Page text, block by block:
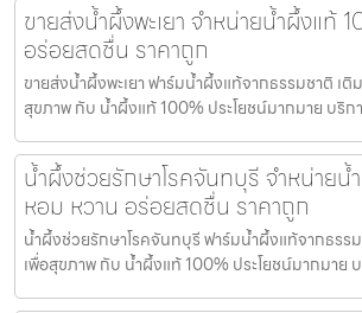
ขายส่งน้ำผึ้งพะเยา จำหน่ายน้ำผึ้งแท้
อร่อยสดชื่น ราคาถูก
ขายส่งน้ำผึ้งพะเยา ฟาร์มน้ำผึ้งแท้จากธรรมชาติ เ
สุขภาพ กับ น้ำผึ้งแท้ 100% ประโยชน์มากมาย บริก
น้ำผึ้งช่วยรักษาโรคจันทบุรี จำหน่ายน้
หอม หวาน อร่อยสดชื่น ราคาถูก
น้ำผึ้งช่วยรักษาโรคจันทบุรี ฟาร์มน้ำผึ้งแท้จากธรร
เพื่อสุขภาพ กับ น้ำผึ้งแท้ 100% ประโยชน์มากมาย